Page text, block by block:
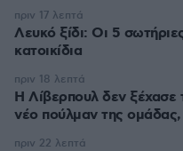
Λευκό ξίδι: Οι 5
κατοικίδια
πριν 17 λεπτά
Η Λίβερπουλ δεν
νέο πούλμαν της ομάδας,
πριν 18 λεπτά
πριν 22 λεπτά